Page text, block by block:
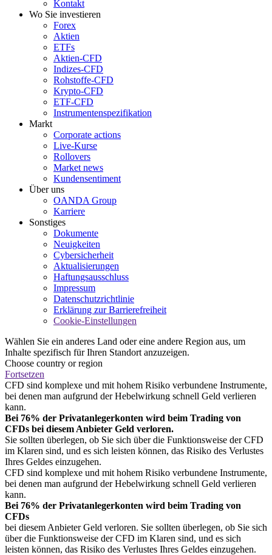
Kontakt
Wo Sie investieren
Forex
Aktien
ETFs
Aktien-CFD
Indizes-CFD
Rohstoffe-CFD
Krypto-CFD
ETF-CFD
Instrumentenspezifikation
Markt
Corporate actions
Live-Kurse
Rollovers
Market news
Kundensentiment
Über uns
OANDA Group
Karriere
Sonstiges
Dokumente
Neuigkeiten
Cybersicherheit
Aktualisierungen
Haftungsausschluss
Impressum
Datenschutzrichtlinie
Erklärung zur Barrierefreiheit
Cookie-Einstellungen
Wählen Sie ein anderes Land oder eine andere Region aus, um
Inhalte spezifisch für Ihren Standort anzuzeigen.
Choose country or region
Fortsetzen
CFD sind komplexe und mit hohem Risiko verbundene Instrumente,
bei denen man aufgrund der Hebelwirkung schnell Geld verlieren
kann.
Bei 76% der Privatanlegerkonten wird beim Trading von
CFDs bei diesem Anbieter Geld verloren.
Sie sollten überlegen, ob Sie sich über die Funktionsweise der CFD
im Klaren sind, und es sich leisten können, das Risiko des Verlustes
Ihres Geldes einzugehen.
CFD sind komplexe und mit hohem Risiko verbundene Instrumente,
bei denen man aufgrund der Hebelwirkung schnell Geld verlieren
kann.
Bei 76% der Privatanlegerkonten wird beim Trading von
CFDs
bei diesem Anbieter Geld verloren. Sie sollten überlegen, ob Sie sich
über die Funktionsweise der CFD im Klaren sind, und es sich
leisten können, das Risiko des Verlustes Ihres Geldes einzugehen.